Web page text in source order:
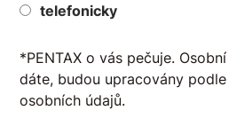
telefonicky
*PENTAX o vás pečuje.
dáte, budou upracovány podle
osobních údajů.